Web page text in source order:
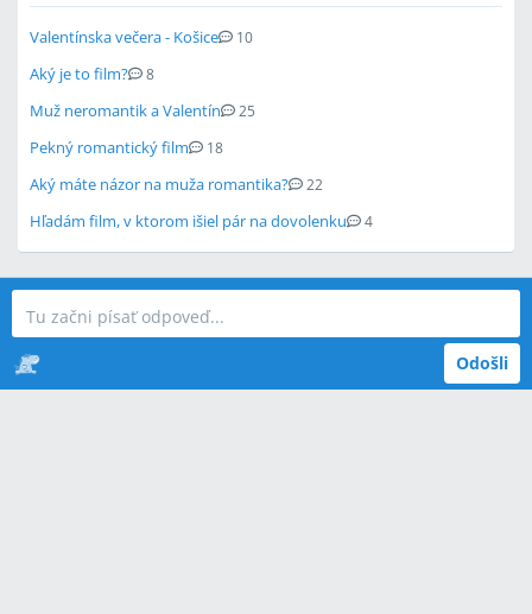
Valentínska večera - Košice 10
Aký je to film? 8
Muž neromantik a Valentín 25
Pekný romantický film 18
Aký máte názor na muža romantika? 22
Hľadám film, v ktorom išiel pár na dovolenku 4
Odošli